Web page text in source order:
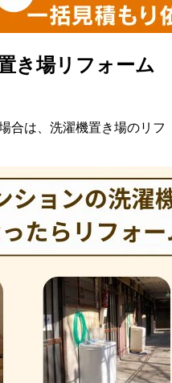
き場リフォーム
合は、洗濯機置き場のリフ